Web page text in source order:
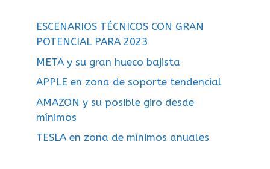
ESCENARIOS TÉCNICOS CON GRAN
POTENCIAL PARA 2023
META y su gran hueco bajista
APPLE en zona de soporte tendencial
AMAZON y su posible giro desde
mínimos
TESLA en zona de mínimos anuales